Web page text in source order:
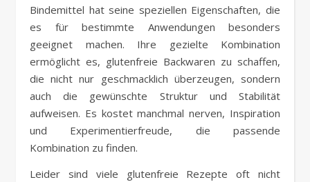
Bindemittel hat seine speziellen Eigenschaften, die
es für bestimmte Anwendungen besonders
geeignet machen. Ihre gezielte Kombination
ermöglicht es, glutenfreie Backwaren zu schaffen,
die nicht nur geschmacklich überzeugen, sondern
auch die gewünschte Struktur und Stabilität
aufweisen. Es kostet manchmal nerven, Inspiration
und Experimentierfreude, die passende
Kombination zu finden.
Leider sind viele glutenfreie Rezepte oft nicht